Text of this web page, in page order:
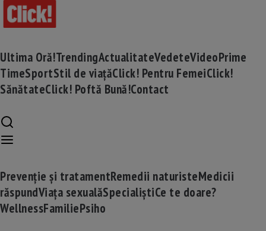
Ultima Oră!TrendingActualitateVedeteVideoPrime
TimeSportStil de viațăClick! Pentru FemeiClick!
SănătateClick! Poftă Bună!Contact
Prevenție și tratamentRemedii naturisteMedicii
răspundViața sexualăSpecialiștiCe te doare?
WellnessFamiliePsiho